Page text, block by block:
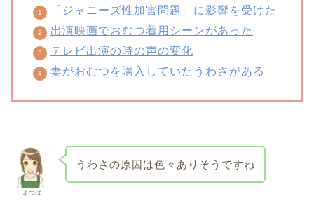
「ジャニーズ性加害問題」に影響を受けた
出演映画でおむつ着用シーンがあった
テレビ出演の時の声の変化
妻がおむつを購入していたうわさがある
よつば
うわさの原因は色々ありそうですね